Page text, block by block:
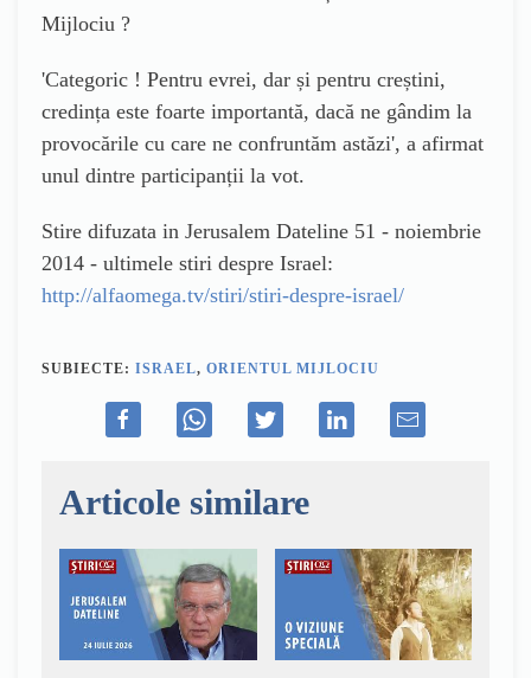
Mijlociu ?
'Categoric ! Pentru evrei, dar și pentru creștini,
credința este foarte importantă, dacă ne gândim la
provocările cu care ne confruntăm astăzi', a afirmat
unul dintre participanții la vot.
Stire difuzata in Jerusalem Dateline 51 - noiembrie
2014 - ultimele stiri despre Israel:
http://alfaomega.tv/stiri/stiri-despre-israel/
SUBIECTE: ISRAEL, ORIENTUL MIJLOCIU
Articole similare